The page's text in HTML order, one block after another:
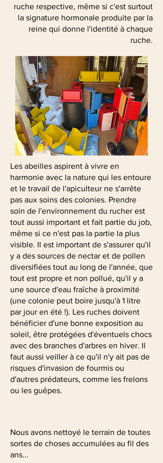
ruche respective, même si c'est surtout
la signature hormonale produite par la
reine qui donne l'identité à chaque
ruche.
Les abeilles aspirent à vivre en
harmonie avec la nature qui les entoure
et le travail de l'apiculteur ne s'arrête
pas aux soins des colonies. Prendre
soin de l'environnement du rucher est
tout aussi important et fait partie du job,
même si ce n'est pas la partie la plus
visible. Il est important de s'assurer qu'il
y a des sources de nectar et de pollen
diversifiées tout au long de l'année, que
tout est propre et non pollué, qu'il y a
une source d'eau fraîche à proximité
(une colonie peut boire jusqu'à 1 litre
par jour en été !). Les ruches doivent
bénéficier d'une bonne exposition au
soleil, être protégées d'éventuels chocs
avec des branches d'arbres en hiver. Il
faut aussi veiller à ce qu'il n'y ait pas de
risques d'invasion de fourmis ou
d'autres prédateurs, comme les frelons
ou les guêpes.
Nous avons nettoyé le terrain de toutes
sortes de choses accumulées au fil des
ans...